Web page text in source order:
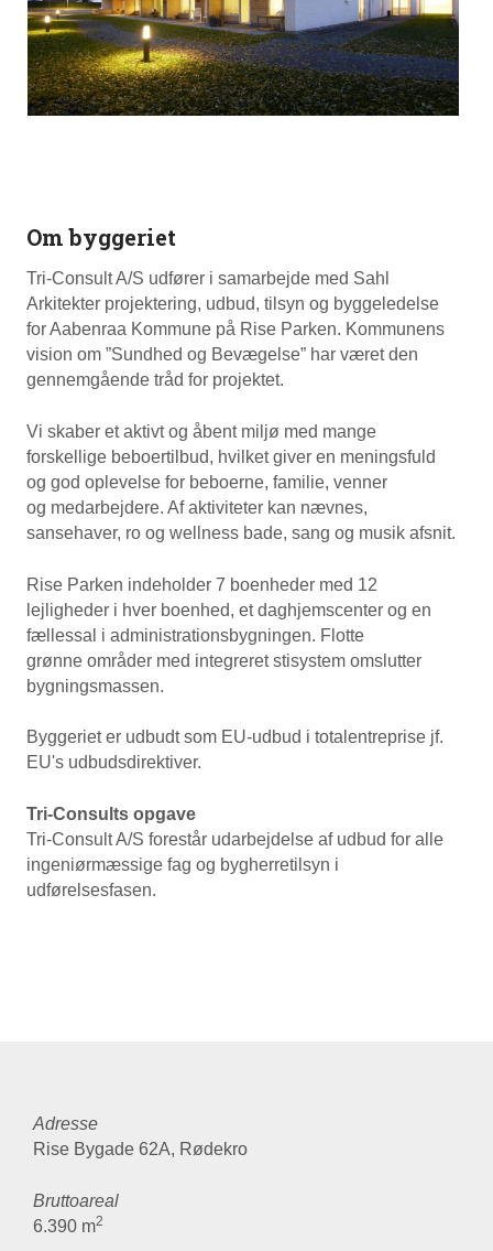
Om byggeriet
Tri-Consult A/S udfører i samarbejde med Sahl
Arkitekter projektering, udbud, tilsyn og byggeledelse
for Aabenraa Kommune på Rise Parken. Kommunens
vision om ”Sundhed og Bevægelse” har været den
gennemgående tråd for projektet.
Vi skaber et aktivt og åbent miljø med mange
forskellige beboertilbud, hvilket giver en meningsfuld
og god oplevelse for beboerne, familie, venner
og medarbejdere. Af aktiviteter kan nævnes,
sansehaver, ro og wellness bade, sang og musik afsnit.
Rise Parken indeholder 7 boenheder med 12
lejligheder i hver boenhed, et daghjemscenter og en
fællessal i administrationsbygningen. Flotte
grønne områder med integreret stisystem omslutter
bygningsmassen.
Byggeriet er udbudt som EU-udbud i totalentreprise jf.
EU's udbudsdirektiver.
Tri-Consults opgave
Tri-Consult A/S forestår udarbejdelse af udbud for alle
ingeniørmæssige fag og bygherretilsyn i
udførelsesfasen.
Adresse
Rise Bygade 62A, Rødekro
Bruttoareal
6.390 m2